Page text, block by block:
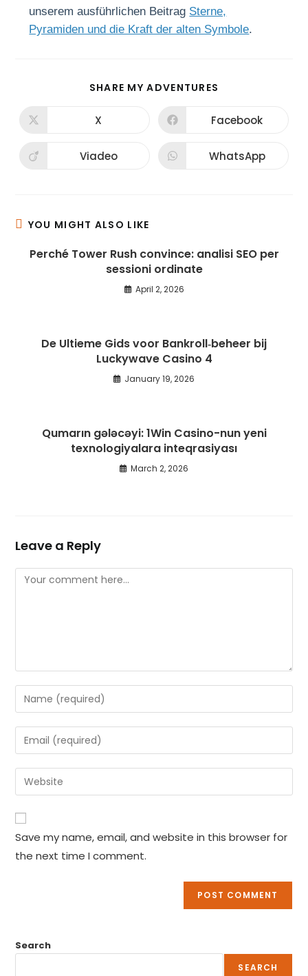
unserem ausführlichen Beitrag Sterne,
Pyramiden und die Kraft der alten Symbole.
SHARE MY ADVENTURES
CONTENT
Opens
new
window
X Opens
new
window
Facebook
Opens
Viadeo Opens
WhatsApp
YOU MIGHT ALSO LIKE
Perché Tower Rush convince: analisi SEO per
sessioni ordinate
April 2, 2026
De Ultieme Gids voor Bankroll‑beheer bij
Luckywave Casino 4
January 19, 2026
Qumarın gələcəyi: 1Win Casino-nun yeni
texnologiyalara inteqrasiyası
March 2, 2026
Leave a Reply
Comment
Enter
your
name
or
to
comment
Enter
your
email
address
comment
Enter
your
website
URL
(optional)
Save my name, email, and website in this browser for
the next time I comment.
Search
SEARCH